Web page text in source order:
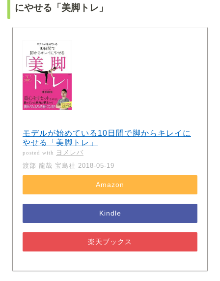
にやせる「美脚トレ」
モデルが始めている10日間で脚からキレイに
やせる「美脚トレ」
posted with
ヨメレバ
渡部 龍哉 宝島社 2018-05-19
Amazon
Kindle
楽天ブックス